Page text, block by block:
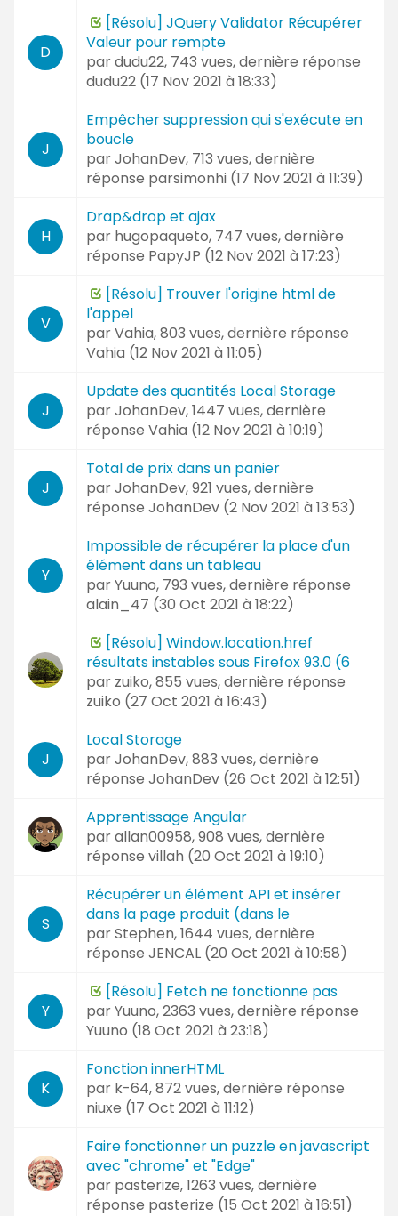
D
[Résolu] JQuery Validator Récupérer
Valeur pour rempte
pardudu22, 743 vues, dernière réponse
dudu22 (17 Nov 2021 à 18:33)
J
Empêcher suppression qui s'exécute en
boucle
parJohanDev, 713 vues, dernière
réponse parsimonhi (17 Nov 2021 à 11:39)
H
Drap&drop et ajax
par hugopaqueto, 747 vues, dernière
réponse PapyJP (12 Nov 2021 à 17:23)
V
[Résolu] Trouver l'origine html de
l'appel
parVahia, 803 vues, dernière réponse
Vahia (12 Nov 2021 à 11:05)
J
Update des quantités Local Storage
parJohanDev, 1447 vues, dernière
réponse Vahia (12 Nov 2021 à 10:19)
J
Total de prix dans un panier
parJohanDev, 921 vues, dernière
réponse JohanDev (2 Nov 2021 à 13:53)
Y
Impossible de récupérer la place d'un
élément dans un tableau
parYuuno, 793 vues, dernière réponse
alain_47 (30 Oct 2021 à 18:22)
[Résolu] Window.location.href
résultats instables sous Firefox 93.0 (6
par zuiko, 855 vues, dernière réponse
zuiko (27 Oct 2021 à 16:43)
J
Local Storage
parJohanDev, 883 vues, dernière
réponse JohanDev (26 Oct 2021 à 12:51)
Apprentissage Angular
parallan00958, 908 vues, dernière
réponse villah (20 Oct 2021 à 19:10)
S
Récupérer un élément API et insérer
dans la page produit (dans le
parStephen, 1644 vues, dernière
réponse JENCAL (20 Oct 2021 à 10:58)
Y
[Résolu] Fetch ne fonctionne pas
parYuuno, 2363 vues, dernière réponse
Yuuno (18 Oct 2021 à 23:18)
K
Fonction innerHTML
par k-64, 872 vues, dernière réponse
niuxe (17 Oct 2021 à 11:12)
Faire fonctionner un puzzle en javascript
avec "chrome" et "Edge"
par pasterize, 1263 vues, dernière
réponse pasterize (15 Oct 2021 à 16:51)